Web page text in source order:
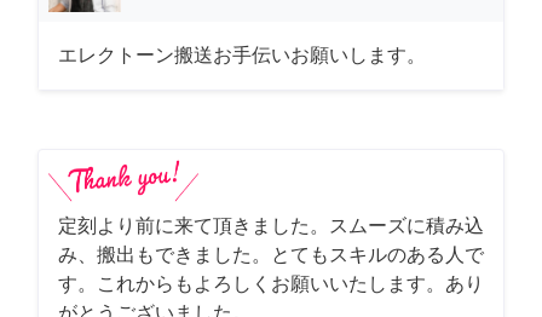
エレクトーン搬送お手伝いお願いします。
定刻より前に来て頂きました。スムーズに積み込
み、搬出もできました。とてもスキルのある人で
す。これからもよろしくお願いいたします。あり
がとうございました。